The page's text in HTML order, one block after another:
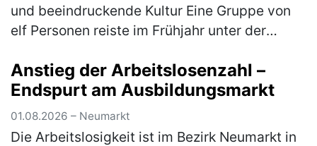
und beeindruckende Kultur Eine Gruppe von
elf Personen reiste im Frühjahr unter der
Günter Neidhardt nach Tansan…(mehr)
Anstieg der Arbeitslosenzahl –
Endspurt am Ausbildungsmarkt
01.08.2026 – Neumarkt
Die Arbeitslosigkeit ist im Bezirk Neumarkt in